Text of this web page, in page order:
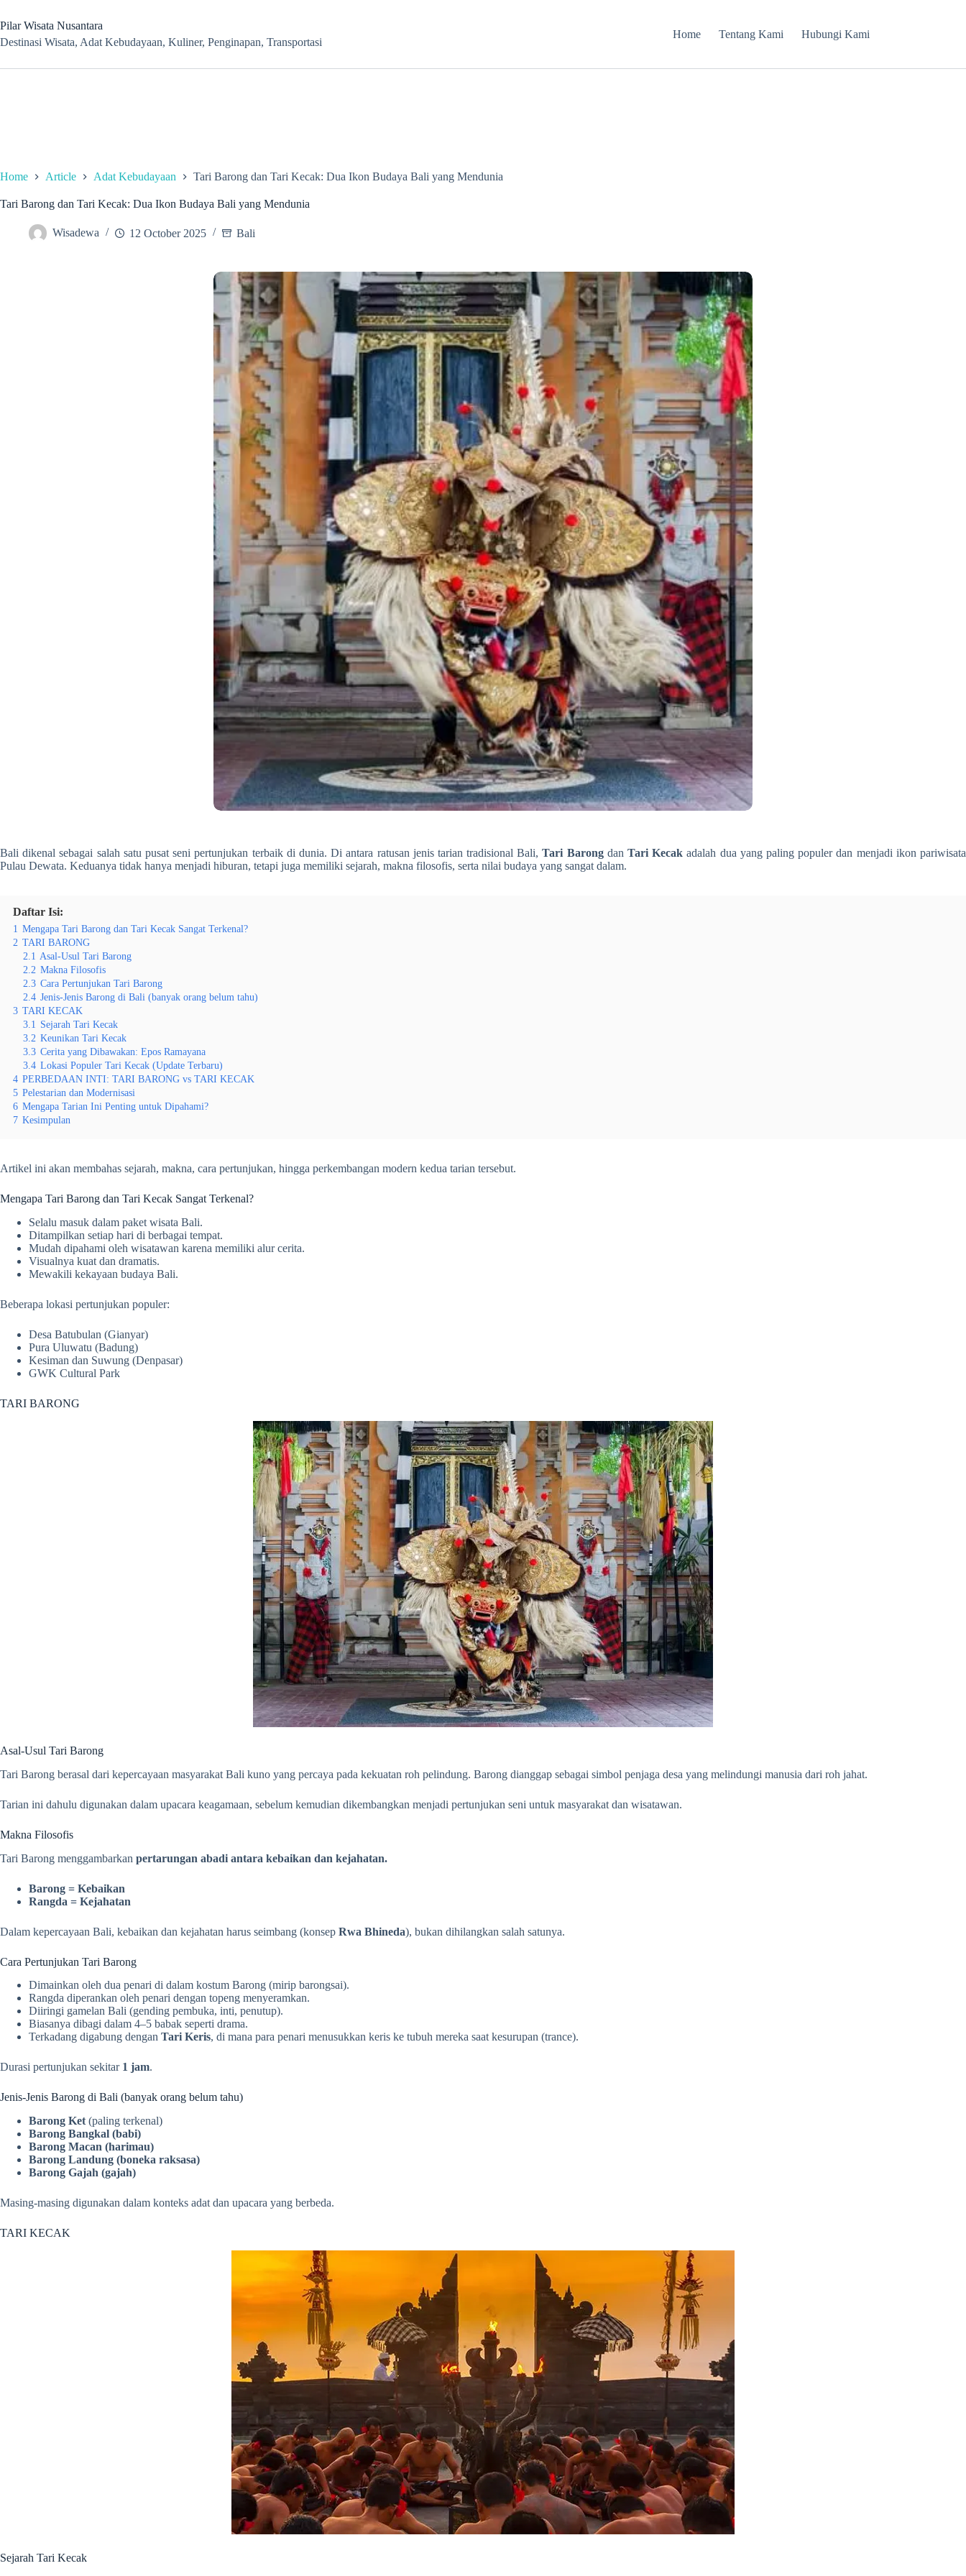
content
Pilar Wisata Nusantara
Destinasi Wisata, Adat Kebudayaan, Kuliner, Penginapan, Transportasi
Home Tentang Kami Hubungi Kami
Home Article Adat Kebudayaan Tari Barong dan Tari Kecak: Dua Ikon Budaya Bali yang Mendunia
Tari Barong dan Tari Kecak: Dua Ikon Budaya Bali yang Mendunia
Wisadewa 12 October 2025 Bali
Bali dikenal sebagai salah satu pusat seni pertunjukan terbaik di dunia. Di antara ratusan jenis tarian tradisional Bali,Tari BarongdanTari Kecak adalah dua yang paling populer dan menjadi ikon pariwisata
Pulau Dewata. Keduanya tidak hanya menjadi hiburan, tetapi juga memiliki sejarah, makna filosofis, serta nilai budaya yang sangat dalam.
Daftar Isi:
1 Mengapa Tari Barong dan Tari Kecak Sangat Terkenal?
2 TARI BARONG
2.1 Asal-Usul Tari Barong
2.2 Makna Filosofis
2.3 Cara Pertunjukan Tari Barong
2.4 Jenis-Jenis Barong di Bali (banyak orang belum tahu)
3 TARI KECAK
3.1 Sejarah Tari Kecak
3.2 Keunikan Tari Kecak
3.3 Cerita yang Dibawakan: Epos Ramayana
3.4 Lokasi Populer Tari Kecak (Update Terbaru)
4 PERBEDAAN INTI: TARI BARONG vs TARI KECAK
5 Pelestarian dan Modernisasi
6 Mengapa Tarian Ini Penting untuk Dipahami?
7 Kesimpulan
Artikel ini akan membahas sejarah, makna, cara pertunjukan, hingga perkembangan modern kedua tarian tersebut.
Mengapa Tari Barong dan Tari Kecak Sangat Terkenal?
Selalu masuk dalam paket wisata Bali.
Ditampilkan setiap hari di berbagai tempat.
Mudah dipahami oleh wisatawan karena memiliki alur cerita.
Visualnya kuat dan dramatis.
Mewakili kekayaan budaya Bali.
Beberapa lokasi pertunjukan populer:
Desa Batubulan (Gianyar)
Pura Uluwatu (Badung)
Kesiman dan Suwung (Denpasar)
GWK Cultural Park
TARI BARONG
Asal-Usul Tari Barong
Tari Barong berasal dari kepercayaan masyarakat Bali kuno yang percaya pada kekuatan roh pelindung. Barong dianggap sebagai simbol penjaga desa yang melindungi manusia dari roh jahat.
Tarian ini dahulu digunakan dalam upacara keagamaan, sebelum kemudian dikembangkan menjadi pertunjukan seni untuk masyarakat dan wisatawan.
Makna Filosofis
Tari Barong menggambarkan pertarungan abadi antara kebaikan dan kejahatan.
Barong = Kebaikan
Rangda = Kejahatan
Dalam kepercayaan Bali, kebaikan dan kejahatan harus seimbang (konsep Rwa Bhineda), bukan dihilangkan salah satunya.
Cara Pertunjukan Tari Barong
Dimainkan oleh dua penari di dalam kostum Barong (mirip barongsai).
Rangda diperankan oleh penari dengan topeng menyeramkan.
Diiringi gamelan Bali (gending pembuka, inti, penutup).
Biasanya dibagi dalam 4–5 babak seperti drama.
Terkadang digabung dengan Tari Keris, di mana para penari menusukkan keris ke tubuh mereka saat kesurupan (trance).
Durasi pertunjukan sekitar 1 jam.
Jenis-Jenis Barong di Bali (banyak orang belum tahu)
Barong Ket (paling terkenal)
Barong Bangkal (babi)
Barong Macan (harimau)
Barong Landung (boneka raksasa)
Barong Gajah (gajah)
Masing-masing digunakan dalam konteks adat dan upacara yang berbeda.
TARI KECAK
Sejarah Tari Kecak